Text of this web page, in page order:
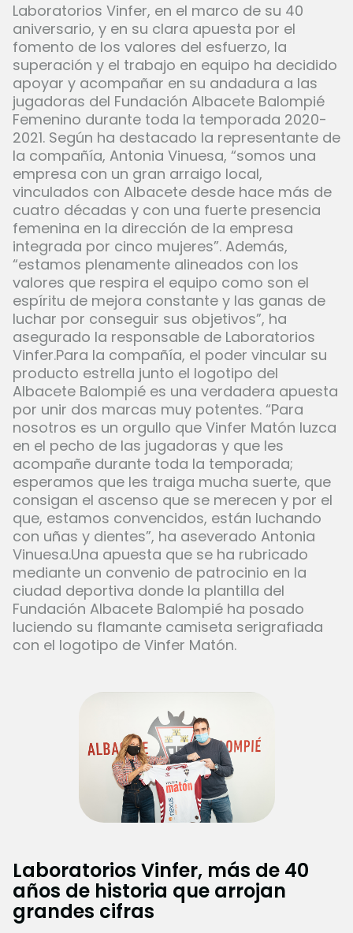
Laboratorios Vinfer, en el marco de su 40
aniversario, y en su clara apuesta por el
fomento de los valores del esfuerzo, la
superación y el trabajo en equipo ha decidido
apoyar y acompañar en su andadura a las
jugadoras del Fundación Albacete Balompié
Femenino durante toda la temporada 2020-
2021. Según ha destacado la representante de
la compañía, Antonia Vinuesa, “somos una
empresa con un gran arraigo local,
vinculados con Albacete desde hace más de
cuatro décadas y con una fuerte presencia
femenina en la dirección de la empresa
integrada por cinco mujeres”. Además,
“estamos plenamente alineados con los
valores que respira el equipo como son el
espíritu de mejora constante y las ganas de
luchar por conseguir sus objetivos”, ha
asegurado la responsable de Laboratorios
Vinfer.Para la compañía, el poder vincular su
producto estrella junto el logotipo del
Albacete Balompié es una verdadera apuesta
por unir dos marcas muy potentes. “Para
nosotros es un orgullo que Vinfer Matón luzca
en el pecho de las jugadoras y que les
acompañe durante toda la temporada;
esperamos que les traiga mucha suerte, que
consigan el ascenso que se merecen y por el
que, estamos convencidos, están luchando
con uñas y dientes”, ha aseverado Antonia
Vinuesa.Una apuesta que se ha rubricado
mediante un convenio de patrocinio en la
ciudad deportiva donde la plantilla del
Fundación Albacete Balompié ha posado
luciendo su flamante camiseta serigrafiada
con el logotipo de Vinfer Matón.
Laboratorios Vinfer, más de 40
años de historia que arrojan
grandes cifras